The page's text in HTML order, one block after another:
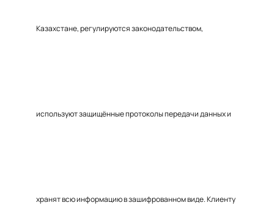
Казахстане, регулируются законодательством,
используют защищённые протоколы передачи данных и
хранят всю информацию в зашифрованном виде. Клиенту